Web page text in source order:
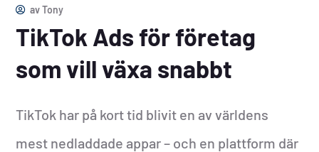
avTony
TikTok Ads för företag
som vill växa snabbt
TikTok har på kort tid blivit en av världens
mest nedladdade appar – och en plattform där